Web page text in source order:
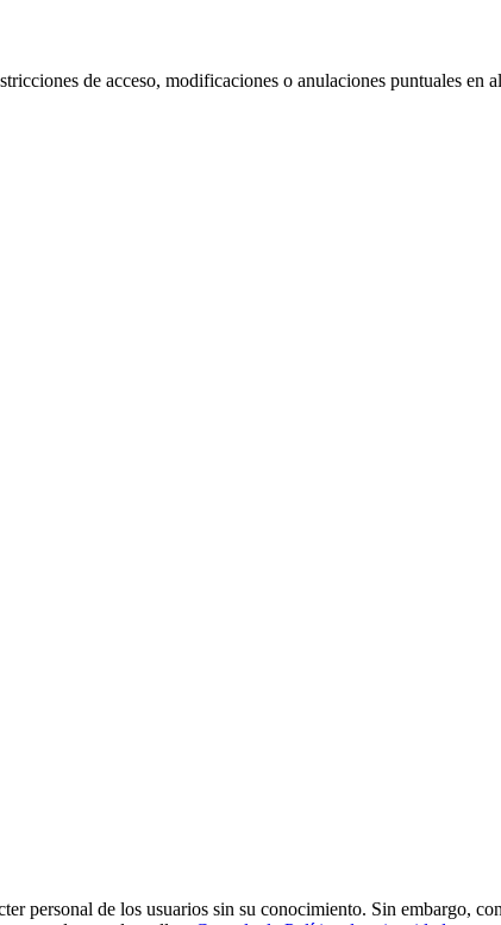
de acceso, modificaciones o anulaciones puntuales en
personal de los usuarios sin su conocimiento. Sin embargo,